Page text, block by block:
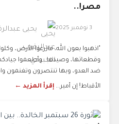
مصر!..
3 نوفمبر 2025 يحيى
"اذهبوا بعون الله، فازرعوا الأرض،
وقطعاتها، وصيدها.. وأطعموا
ضد العدو، وبها تنتصرون وتغنمون
الأقباط! إن أمير... إقرأ المزيد ←